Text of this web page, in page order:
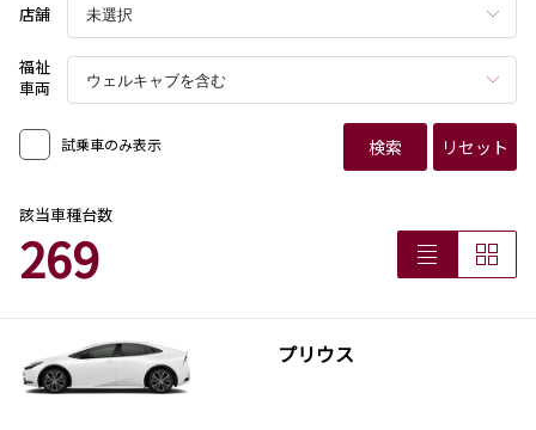
店舗
福祉
車両
試乗車のみ表示 検索 リセット
該当車種台数
269
プリウス